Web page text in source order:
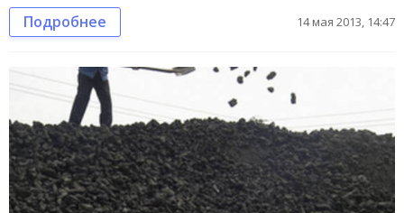
Подробнее 14 мая 2013, 14:47